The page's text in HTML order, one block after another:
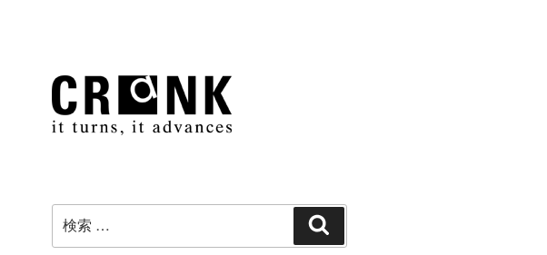
索:
索